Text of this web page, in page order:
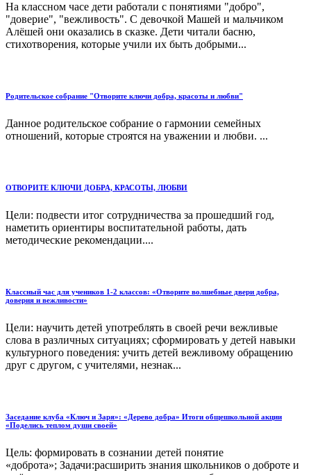
На классном часе дети работали с понятиями "добро",
"доверие", "вежливость". С девочкой Машей и мальчиком
Алёшей они оказались в сказке. Дети читали басню,
стихотворения, которые учили их быть добрыми...
Родительское собрание "Отворите ключи добра, красоты и любви"
Данное родительское собрание о гармонии семейных
отношений, которые строятся на уважении и любви. ...
ОТВОРИТЕ КЛЮЧИ ДОБРА, КРАСОТЫ, ЛЮБВИ
Цели: подвести итог сотрудничества за прошедший год,
наметить ориентиры воспитательной работы, дать
методические рекомендации....
Классный час для учеников 1-2 классов: «Отворите волшебные двери добра,
доверия и вежливости»
Цели: научить детей употреблять в своей речи вежливые
слова в различных ситуациях; сформировать у детей навыки
культурного поведения: учить детей вежливому обращению
друг с другом, с учителями, незнак...
Заседание клуба «Ключ и Заря»: «Дерево добра» Итоги общешкольной акции
«Поделись теплом души своей»
Цель: формировать в сознании детей понятие
«доброта»; Задачи:расширить знания школьников о доброте и